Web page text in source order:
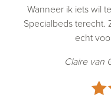
Wanneer ik iets wil
Specialbeds terecht.
echt
Claire van